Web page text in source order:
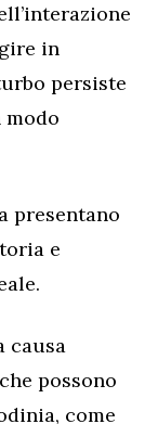
in
persiste
presentano
e
causa
possono
come